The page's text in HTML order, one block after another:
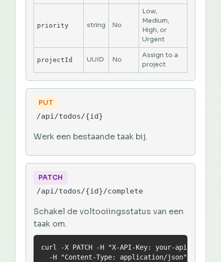
priority string No
Low,
Medium,
High, or
Urgent
projectId UUID No
Assign to a
project
PUT
/api/todos/{id}
Werk een bestaande taak bij.
PATCH
/api/todos/{id}/complete
Schakel de voltooiingsstatus van een
taak om.
curl -X PATCH -H "X-API-Key: your-api-key" \
  -H "Content-Type: application/json" \